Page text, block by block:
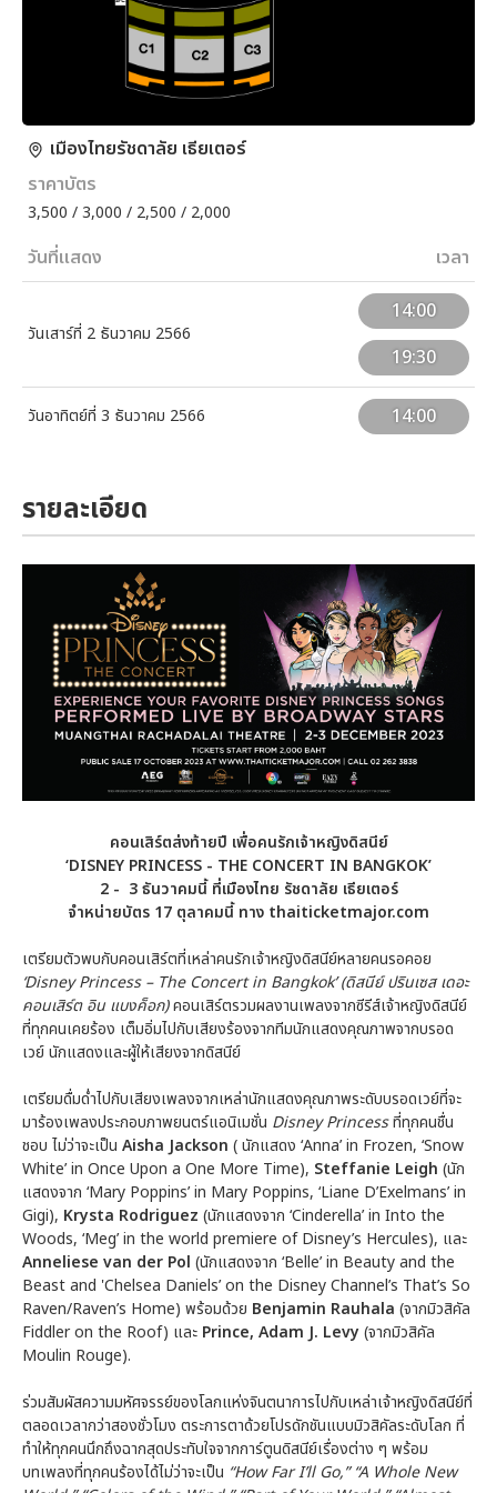
เมืองไทยรัชดาลัย เธียเตอร์
ราคาบัตร
3,500 / 3,000 / 2,500 / 2,000
วันที่แสดง เวลา
วันเสาร์ที่ 2 ธันวาคม 2566
14:00
19:30
วันอาทิตย์ที่ 3 ธันวาคม 2566 14:00
รายละเอียด
คอนเสิร์ตส่งท้ายปี เพื่อคนรักเจ้าหญิงดิสนีย์
‘DISNEY PRINCESS - THE CONCERT IN BANGKOK’
2 - 3 ธันวาคมนี้ ที่เมืองไทย รัชดาลัย เธียเตอร์
จำหน่ายบัตร 17 ตุลาคมนี้ ทาง thaiticketmajor.com
เตรียมตัวพบกับคอนเสิร์ตที่เหล่าคนรักเจ้าหญิงดิสนีย์หลายคนรอคอย
‘Disney Princess – The Concert in Bangkok’(ดิสนีย์ ปรินเซส เดอะ
คอนเสิร์ต อิน แบงค็อก)คอนเสิร์ตรวมผลงานเพลงจากซีรีส์เจ้าหญิงดิสนีย์
ที่ทุกคนเคยร้อง เต็มอิ่มไปกับเสียงร้องจากทีมนักแสดงคุณภาพจากบรอด
เวย์ นักแสดงและผู้ให้เสียงจากดิสนีย์
เตรียมดื่มด่ำไปกับเสียงเพลงจากเหล่านักแสดงคุณภาพระดับบรอดเวย์ที่จะ
มาร้องเพลงประกอบภาพยนตร์แอนิเมชั่น Disney Princessที่ทุกคนชื่น
ชอบ ไม่ว่าจะเป็น Aisha Jackson ( นักแสดง ‘Anna’ in Frozen, ‘Snow
White’ in Once Upon a One More Time), Steffanie Leigh (นัก
แสดงจาก ‘Mary Poppins’ in Mary Poppins, ‘Liane D’Exelmans’ in
Gigi), Krysta Rodriguez (นักแสดงจาก ‘Cinderella’ in Into the
Woods, ‘Meg’ in the world premiere of Disney’s Hercules), และ
Anneliese van der Pol (นักแสดงจาก ‘Belle’ in Beauty and the
Beast and 'Chelsea Daniels’ on the Disney Channel’s That’s So
Raven/Raven’s Home) พร้อมด้วย Benjamin Rauhala (จากมิวสิคัล
Fiddler on the Roof) และ Prince, Adam J. Levy(จากมิวสิคัล
Moulin Rouge).
ร่วมสัมผัสความมหัศจรรย์ของโลกแห่งจินตนาการไปกับเหล่าเจ้าหญิงดิสนีย์ที่
ตลอดเวลากว่าสองชั่วโมง ตระการตาด้วยโปรดักชันแบบมิวสิคัลระดับโลก ที่
ทำให้ทุกคนนึกถึงฉากสุดประทับใจจากการ์ตูนดิสนีย์เรื่องต่าง ๆ พร้อม
บทเพลงที่ทุกคนร้องได้ไม่ว่าจะเป็น “How Far I’ll Go,” “A Whole New